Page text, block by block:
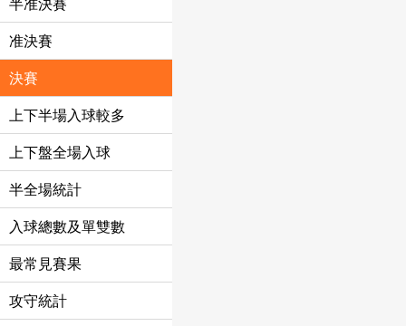
准決賽
決賽
上下半場入球較多
上下盤全場入球
半全場統計
入球總數及單雙數
最常見賽果
攻守統計